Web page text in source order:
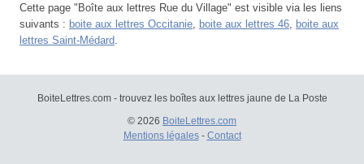
Cette page "Boîte aux lettres Rue du Village" est visible via les liens
suivants : boite aux lettres Occitanie boite aux lettres 46 boite aux
lettres Saint-Médard
BoiteLettres.com - trouvez les boîtes aux lettres jaune de La Poste
© 2026 BoiteLettres.com
Mentions légales- Contact